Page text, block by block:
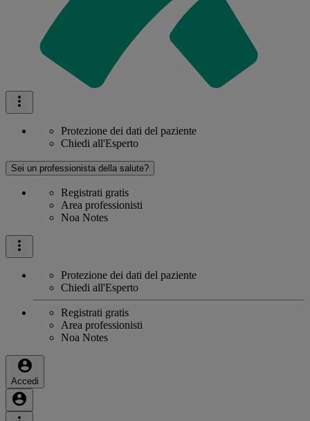
Protezione dei dati del paziente
Chiedi all'Esperto
Sei un professionista della salute?
Registrati gratis
Area professionisti
Noa Notes
Protezione dei dati del paziente
Chiedi all'Esperto
Registrati gratis
Area professionisti
Noa Notes
Accedi